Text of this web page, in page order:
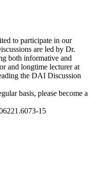
to participate in our
are led by Dr.
both informative and
and longtime lecturer at
the DAI Discussion
basis, please become a
15